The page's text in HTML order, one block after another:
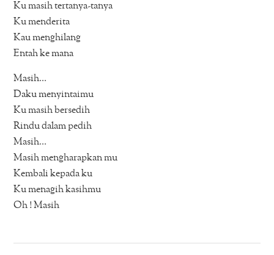
Ku masih tertanya-tanya
Ku menderita
Kau menghilang
Entah ke mana
Masih…
Daku menyintaimu
Ku masih bersedih
Rindu dalam pedih
Masih…
Masih mengharapkan mu
Kembali kepada ku
Ku menagih kasihmu
Oh ! Masih